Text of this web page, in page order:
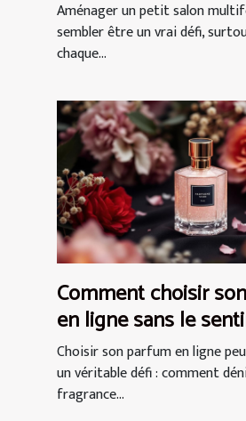
Aménager un petit salon
sembler être un vrai défi,
chaque...
Comment choisir
en ligne sans le
Choisir son parfum en ligne
un véritable défi : comment
fragrance...